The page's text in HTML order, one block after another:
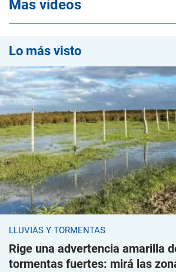
Mas videos
Lo más visto
LLUVIAS Y TORMENTAS
Rige una advertencia amarilla
tormentas fuertes: mirá las